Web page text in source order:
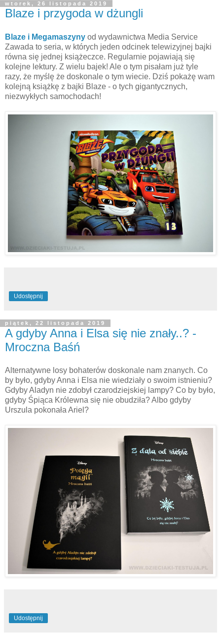
wtorek, 26 listopada 2019
Blaze i przygoda w dżungli
Blaze i Megamaszyny od wydawnictwa Media Service
Zawada to seria, w których jeden odcinek telewizyjnej bajki
równa się jednej książeczce. Regularnie pojawiają się
kolejne lektury. Z wielu bajek! Ale o tym pisałam już tyle
razy, że myślę że doskonale o tym wiecie. Dziś pokażę wam
kolejną książkę z bajki Blaze - o tych gigantycznych,
niezwykłych samochodach!
Udostępnij
piątek, 22 listopada 2019
A gdyby Anna i Elsa się nie znały..? -
Mroczna Baśń
Alternatywne losy bohaterów doskonale nam znanych. Co
by było, gdyby Anna i Elsa nie wiedziały o swoim istnieniu?
Gdyby Aladyn nie zdobył czarodziejskiej lampy? Co by było,
gdyby Śpiąca Królewna się nie obudziła? Albo gdyby
Urszula pokonała Ariel?
Udostępnij